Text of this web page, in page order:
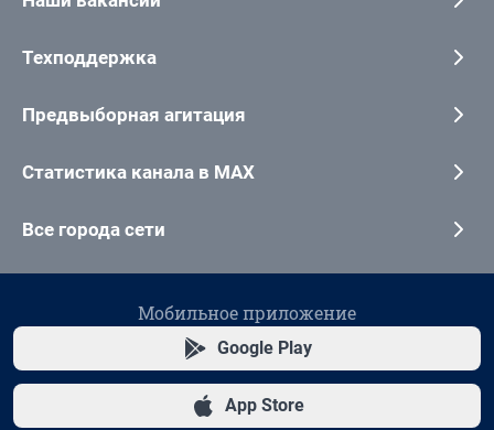
Техподдержка
Предвыборная агитация
Статистика канала в MAX
Все города сети
Мобильное приложение
Google Play
App Store